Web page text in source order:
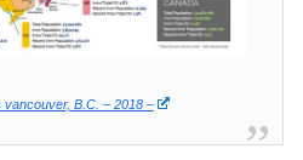
B.C. – 2018 –